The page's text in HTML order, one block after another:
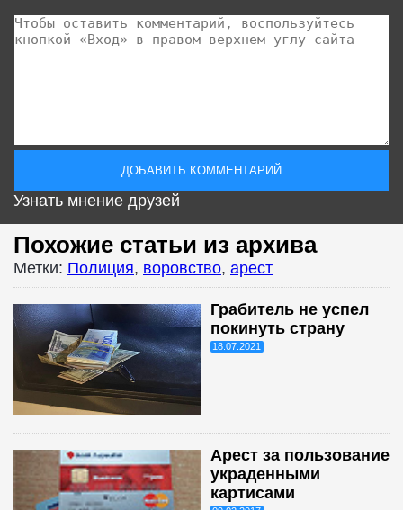
Узнать мнение друзей
Похожие статьи из архива
Метки: Полиция, воровство, арест
Грабитель не успел
покинуть страну
18.07.2021
Арест за пользование
украденными
картисами